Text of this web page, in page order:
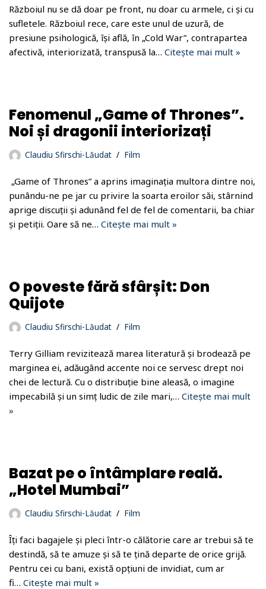
Războiul nu se dă doar pe front, nu doar cu armele, ci și cu
sufletele. Războiul rece, care este unul de uzură, de
presiune psihologică, își află, în „Cold War”, contrapartea
afectivă, interiorizată, transpusă la… Citește mai mult »
Fenomenul „Game of Thrones”.
Noi și dragonii interiorizați
Claudiu Sfirschi-Lăudat Film
„Game of Thrones” a aprins imaginația multora dintre noi,
punându-ne pe jar cu privire la soarta eroilor săi, stârnind
aprige discuții și adunând fel de fel de comentarii, ba chiar
și petiții. Oare să ne… Citește mai mult »
O poveste fără sfârșit: Don
Quijote
Claudiu Sfirschi-Lăudat Film
Terry Gilliam revizitează marea literatură și brodează pe
marginea ei, adăugând accente noi ce servesc drept noi
chei de lectură. Cu o distribuție bine aleasă, o imagine
impecabilă și un simț ludic de zile mari,… Citește mai mult
»
Bazat pe o întâmplare reală.
„Hotel Mumbai”
Claudiu Sfirschi-Lăudat Film
Îți faci bagajele și pleci într-o călătorie care ar trebui să te
destindă, să te amuze și să te țină departe de orice grijă.
Pentru cei cu bani, există opțiuni de invidiat, cum ar
fi… Citește mai mult »